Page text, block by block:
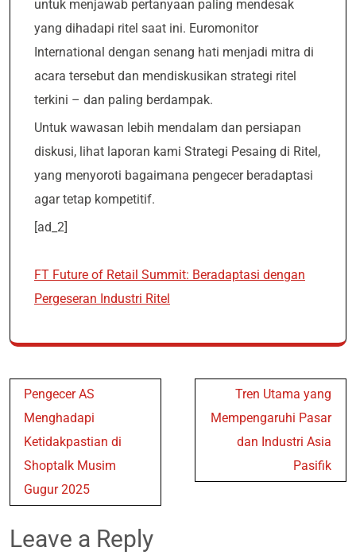
untuk menjawab pertanyaan paling mendesak
yang dihadapi ritel saat ini. Euromonitor
International dengan senang hati menjadi mitra di
acara tersebut dan mendiskusikan strategi ritel
terkini – dan paling berdampak.
Untuk wawasan lebih mendalam dan persiapan
diskusi, lihat laporan kami Strategi Pesaing di Ritel,
yang menyoroti bagaimana pengecer beradaptasi
agar tetap kompetitif.
[ad_2]
FT Future of Retail Summit: Beradaptasi dengan
Pergeseran Industri Ritel
Post
navigation
Pengecer AS
Menghadapi
Ketidakpastian di
Shoptalk Musim
Gugur 2025
Tren Utama yang
Mempengaruhi Pasar
dan Industri Asia
Pasifik
Leave a Reply